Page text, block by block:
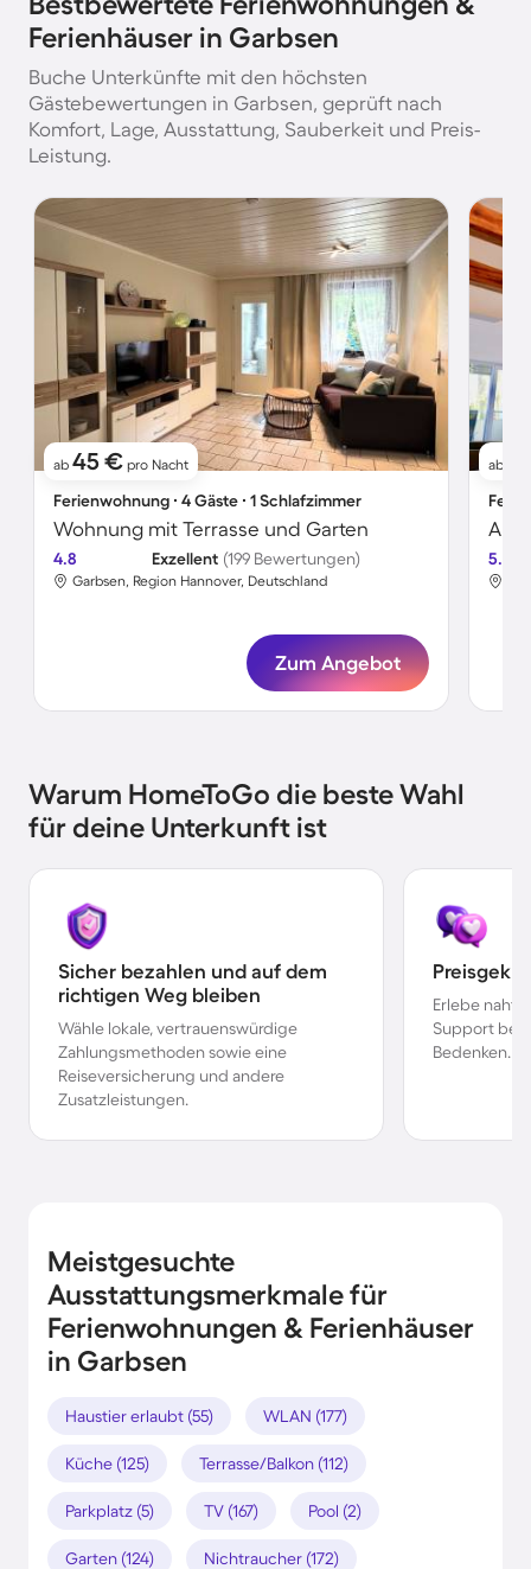
Ferienhäuser in Garbsen
Buche Unterkünfte mit den höchsten
Gästebewertungen in Garbsen, geprüft nach
Komfort, Lage, Ausstattung, Sauberkeit und Preis-
Leistung.
ab 45 € pro Nacht
Ferienwohnung ∙ 4 Gäste ∙ 1 Schlafzimmer
Wohnung mit Terrasse und Garten
4.8 Exzellent (199 Bewertungen)
Garbsen, Region Hannover, Deutschland
Zum Angebot
ab
5.0
Warum HomeToGo die beste Wahl
für deine Unterkunft ist
Sicher bezahlen und auf dem
richtigen Weg bleiben
Wähle lokale, vertrauenswürdige
Zahlungsmethoden sowie eine
Reiseversicherung und andere
Zusatzleistungen.
Erlebe
Support bei
Bedenken.
Meistgesuchte
Ausstattungsmerkmale für
Ferienwohnungen & Ferienhäuser
in Garbsen
Haustier erlaubt (55) WLAN (177)
Küche (125) Terrasse/Balkon (112)
Parkplatz (5) TV (167) Pool (2)
Garten (124) Nichtraucher (172)